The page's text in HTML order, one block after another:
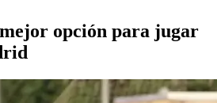
opción para jugar